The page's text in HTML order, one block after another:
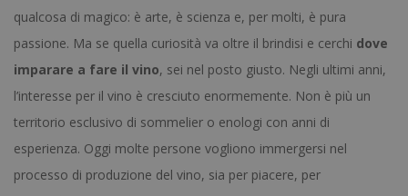
qualcosa di magico: è arte, è scienza e, per molti, è pura
passione. Ma se quella curiosità va oltre il brindisi e cerchi dove
imparare a fare il vino, sei nel posto giusto. Negli ultimi anni,
l’interesse per il vino è cresciuto enormemente. Non è più un
territorio esclusivo di sommelier o enologi con anni di
esperienza. Oggi molte persone vogliono immergersi nel
processo di produzione del vino, sia per piacere, per